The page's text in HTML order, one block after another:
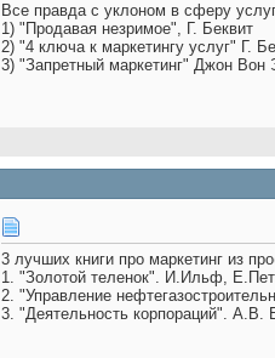
Все правда с уклоном в сферу
1) "Продавая незримое", Г. Беквит
2) "4 ключа к маркетингу услуг" Г.
3) "Запретный маркетинг" Джон Вон
3 лучших книги про маркетинг из
1. "Золотой теленок". И.Ильф,
2. "Управление
3. "Деятельность корпораций". А.В.